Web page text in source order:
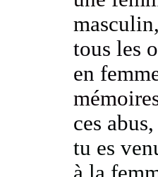
tous les
en
ces abus,
tu es